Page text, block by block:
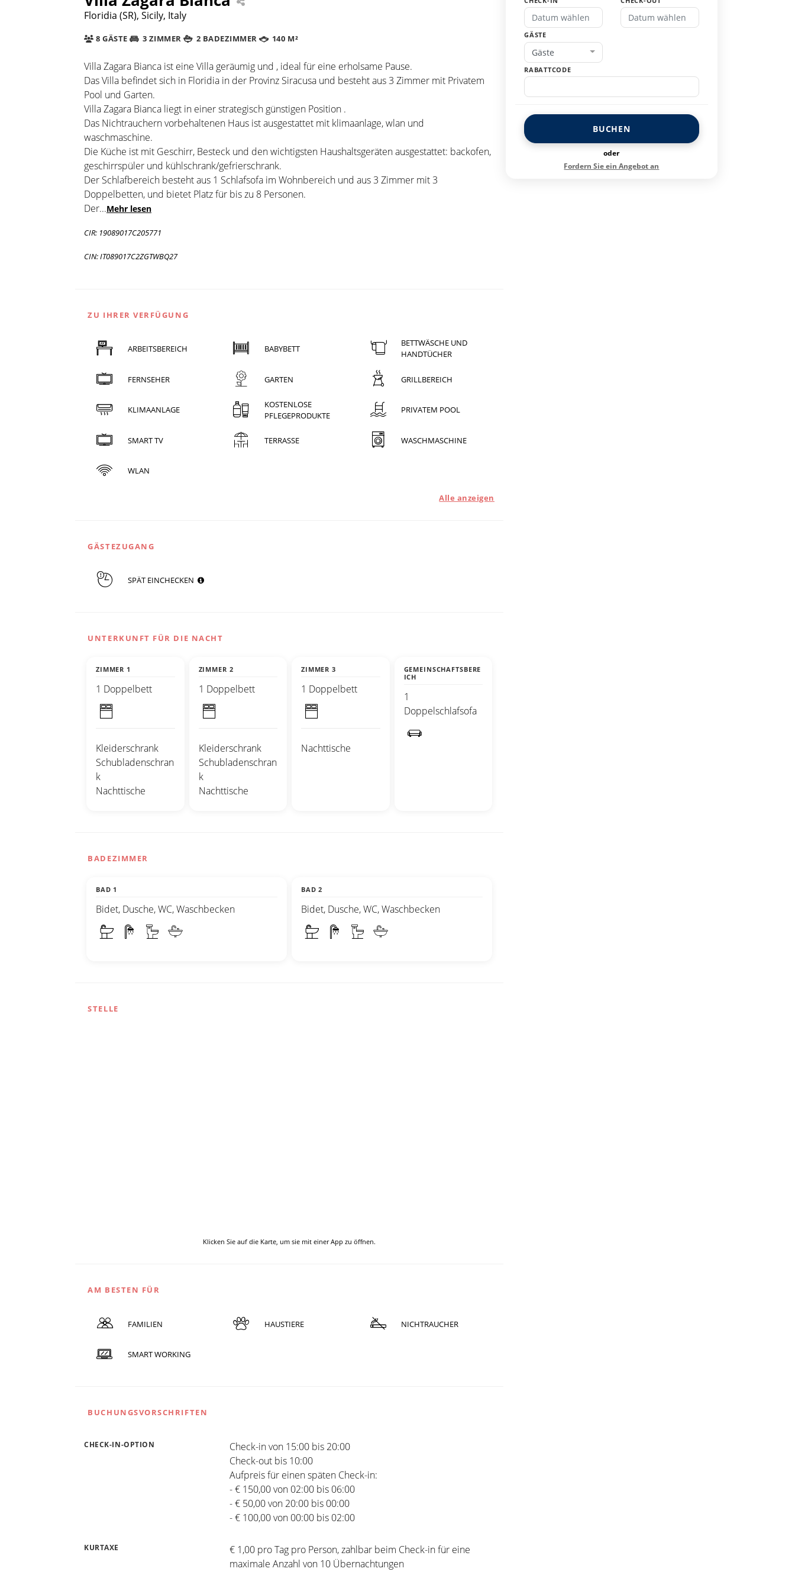
Floridia (SR), Sicily, Italy
8 GÄSTE 3 ZIMMER 2 BADEZIMMER 140 M²
Villa Zagara Bianca ist eine Villa geräumig und , ideal für eine erholsame Pause.
Das Villa befindet sich in Floridia in der Provinz Siracusa und besteht aus 3 Zimmer mit Privatem
Pool und Garten.
Villa Zagara Bianca liegt in einer strategisch günstigen Position .
Das Nichtrauchern vorbehaltenen Haus ist ausgestattet mit klimaanlage, wlan und
waschmaschine.
Die Küche ist mit Geschirr, Besteck und den wichtigsten Haushaltsgeräten ausgestattet: backofen,
geschirrspüler und kühlschrank/gefrierschrank.
Der Schlafbereich besteht aus 1 Schlafsofa im Wohnbereich und aus 3 Zimmer mit 3
Doppelbetten, und bietet Platz für bis zu 8 Personen.
Der...Mehr lesen
CIR: 19089017C205771
CIN: IT089017C2ZGTWBQ27
ZU IHRER VERFÜGUNG
ARBEITSBEREICH BABYBETT
BETTWÄSCHE UND
HANDTÜCHER
FERNSEHER GARTEN GRILLBEREICH
KLIMAANLAGE
KOSTENLOSE
PFLEGEPRODUKTE
PRIVATEM POOL
SMART TV TERRASSE WASCHMASCHINE
WLAN
Alle anzeigen
GÄSTEZUGANG
SPÄT EINCHECKEN
UNTERKUNFT FÜR DIE NACHT
ZIMMER 1
1 Doppelbett
Kleiderschrank
Schubladenschran
k
Nachttische
ZIMMER 2
1 Doppelbett
Kleiderschrank
Schubladenschran
k
Nachttische
ZIMMER 3
1 Doppelbett
Nachttische
GEMEINSCHAFTSBERE
ICH
1
Doppelschlafsofa
BADEZIMMER
BAD 1
Bidet, Dusche, WC, Waschbecken
BAD 2
Bidet, Dusche, WC, Waschbecken
STELLE
Klicken Sie auf die Karte, um sie mit einer App zu öffnen.
AM BESTEN FÜR
FAMILIEN HAUSTIERE NICHTRAUCHER
SMART WORKING
BUCHUNGSVORSCHRIFTEN
CHECK-IN-OPTION
Check-in von 15:00 bis 20:00
Check-out bis 10:00
Aufpreis für einen späten Check-in:
- € 150,00 von 02:00 bis 06:00
- € 50,00 von 20:00 bis 00:00
- € 100,00 von 00:00 bis 02:00
KURTAXE
€ 1,00 pro Tag pro Person, zahlbar beim Check-in für eine
maximale Anzahl von 10 Übernachtungen
GÄSTE
Gäste
RABATTCODE
BUCHEN
oder
Fordern Sie ein Angebot an